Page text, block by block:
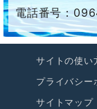
電話番号：
サイトの使い
プライバシー
サイトマップ